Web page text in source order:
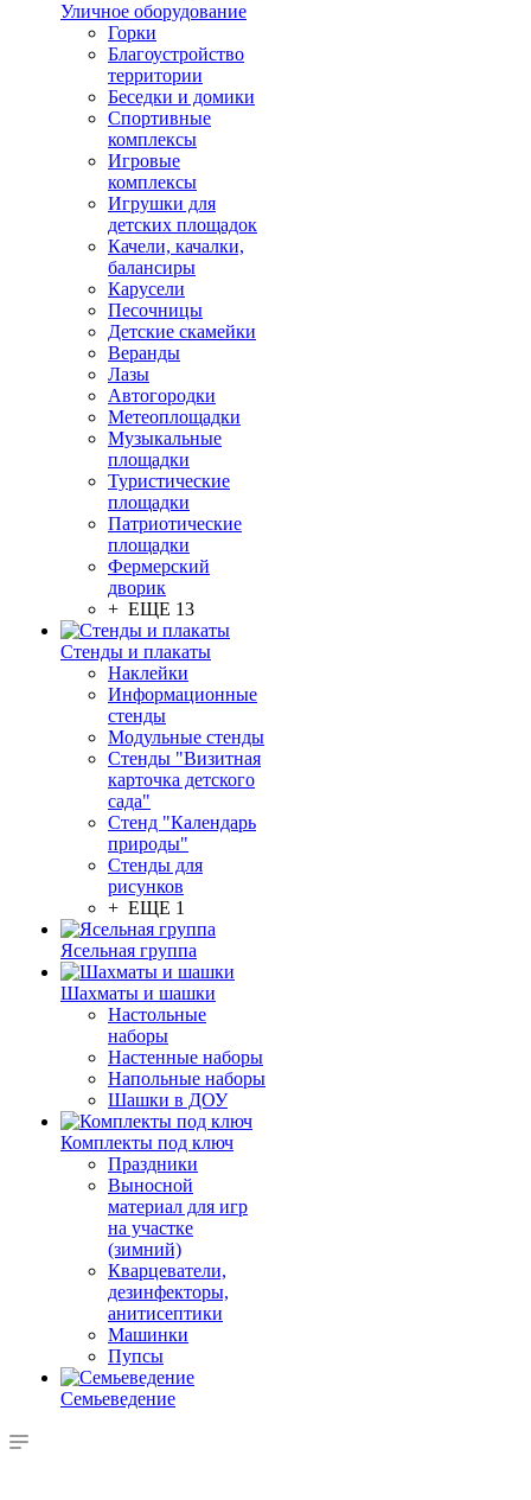
Уличное оборудование
Горки
Благоустройство
территории
Беседки и домики
Спортивные
комплексы
Игровые
комплексы
Игрушки для
детских площадок
Качели, качалки,
балансиры
Карусели
Песочницы
Детские скамейки
Веранды
Лазы
Автогородки
Метеоплощадки
Музыкальные
площадки
Туристические
площадки
Патриотические
площадки
Фермерский
дворик
+ ЕЩЕ 13
Стенды и плакаты
Наклейки
Информационные
стенды
Модульные стенды
Стенды "Визитная
карточка детского
сада"
Стенд "Календарь
природы"
Стенды для
рисунков
+ ЕЩЕ 1
Ясельная группа
Шахматы и шашки
Настольные
наборы
Настенные наборы
Напольные наборы
Шашки в ДОУ
Комплекты под ключ
Праздники
Выносной
материал для игр
на участке
(зимний)
Кварцеватели,
дезинфекторы,
анитисептики
Машинки
Пупсы
Семьеведение